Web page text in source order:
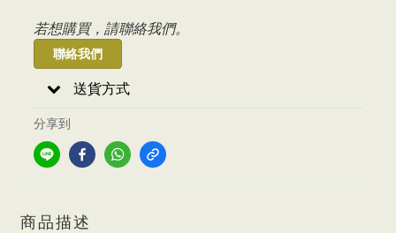
若想購買，請聯絡我們。
聯絡我們
送貨方式
分享到
商品描述